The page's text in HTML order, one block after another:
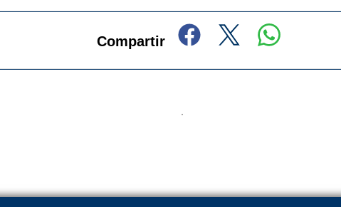
Compartir